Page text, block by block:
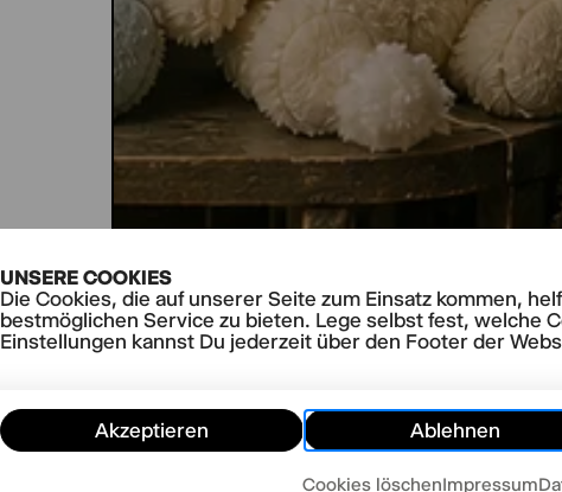
UNSERE COOKIES
Die Cookies, die auf unserer Seite zum Einsatz kommen,
bestmöglichen Service zu bieten. Lege selbst fest, welche
Einstellungen kannst Du jederzeit über den Footer der
Akzeptieren Ablehnen
Cookies löschenImpressum